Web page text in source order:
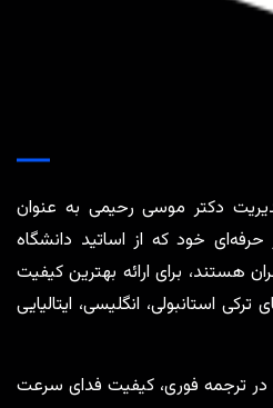
دکتر موسی رحیمی به عنوان
خود که از اساتید دانشگاه
هستند، برای ارائه بهترین کیفیت
استانبولی، انگلیسی، ایتالیایی
در ترجمه‌ فوری، کیفیت فدای سرعت